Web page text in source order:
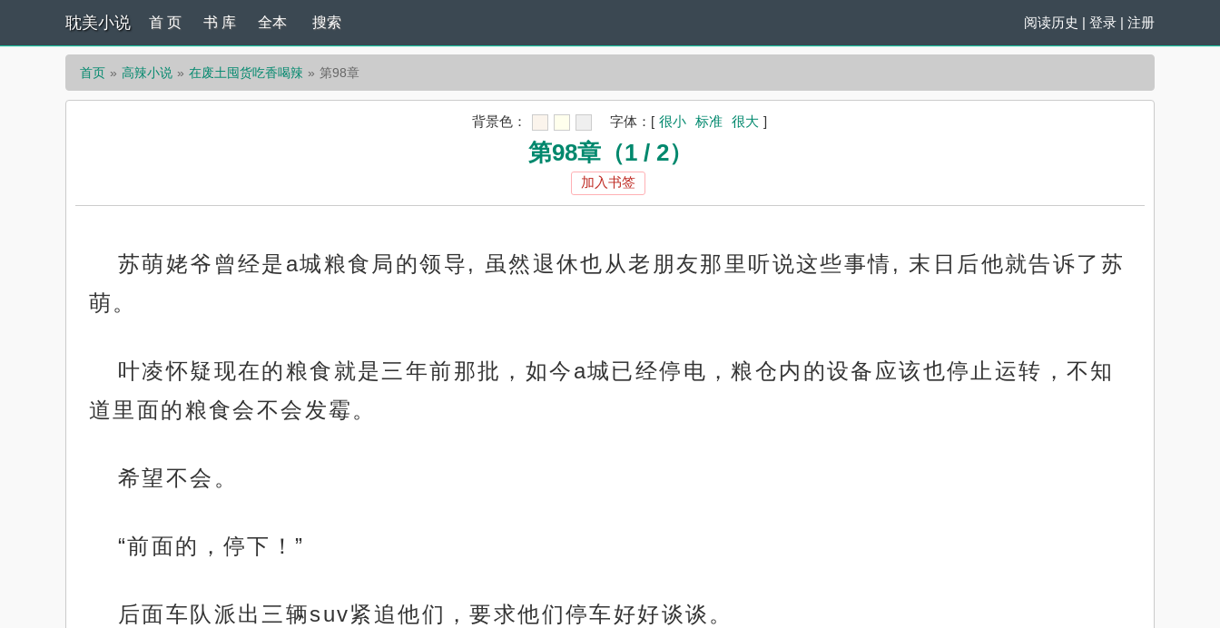
耽美小说 阅读历史 | 登录 | 注册
首 页 书 库 全本 搜索
首页 高辣小说 在废土囤货吃香喝辣 第98章
背景色： 字体： [ 很小 标准 很大 ]
第98章（1 / 2）
加入书签
苏萌姥爷曾经是a城粮食局的领导, 虽然退休也从老朋友那里听说这些事情, 末日后他就告诉了苏
萌。
叶凌怀疑现在的粮食就是三年前那批，如今a城已经停电，粮仓内的设备应该也停止运转，不知
道里面的粮食会不会发霉。
希望不会。
“前面的，停下！”
后面车队派出三辆suv紧追他们，要求他们停车好好谈谈。